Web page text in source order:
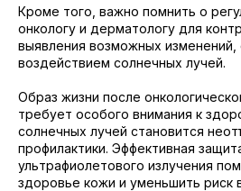
Кроме того, важно помнить о
онкологу и дерматологу для
выявления возможных изменений,
воздействием солнечных лучей.
Образ жизни после
требует особого внимания к
солнечных лучей становится
профилактики. Эффективная
ультрафиолетового излучения
здоровье кожи и уменьшить риск